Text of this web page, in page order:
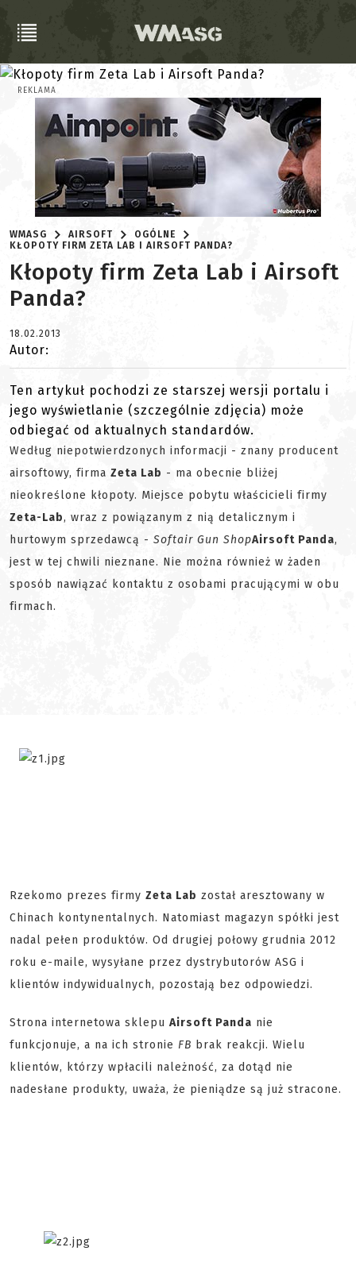
REKLAMA
WMASG AIRSOFT
OGÓLNE
KŁOPOTY FIRM ZETA LAB I AIRSOFT PANDA?
Kłopoty firm Zeta Lab i Airsoft
Panda?
18.02.2013
Autor:
Ten artykuł pochodzi ze starszej wersji portalu i
jego wyświetlanie (szczególnie zdjęcia) może
odbiegać od aktualnych standardów.
Według niepotwierdzonych informacji - znany producent
airsoftowy, firma Zeta Lab - ma obecnie bliżej
nieokreślone kłopoty. Miejsce pobytu właścicieli firmy
Zeta-Lab, wraz z powiązanym z nią detalicznym i
hurtowym sprzedawcą - Softair Gun ShopAirsoft Panda,
jest w tej chwili nieznane. Nie można również w żaden
sposób nawiązać kontaktu z osobami pracującymi w obu
firmach.
Rzekomo prezes firmy Zeta Lab został aresztowany w
Chinach kontynentalnych. Natomiast magazyn spółki jest
nadal pełen produktów. Od drugiej połowy grudnia 2012
roku e-maile, wysyłane przez dystrybutorów ASG i
klientów indywidualnych, pozostają bez odpowiedzi.
Strona internetowa sklepu Airsoft Panda nie
funkcjonuje, a na ich stronie FB brak reakcji. Wielu
klientów, którzy wpłacili należność, za dotąd nie
nadesłane produkty, uważa, że pieniądze są już stracone.